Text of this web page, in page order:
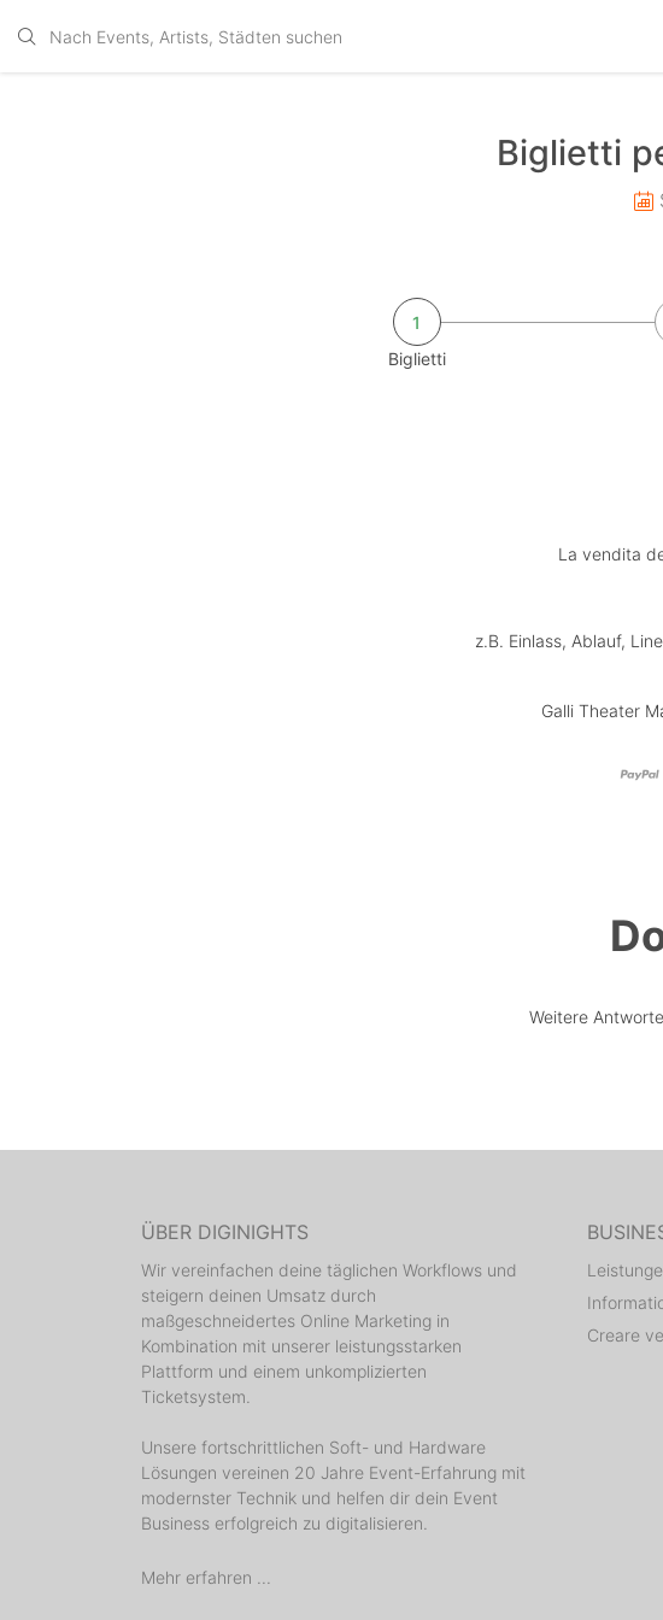
Biglietti
1
Biglietti
La vendita
z.B. Einlass, Ablauf,
Galli Theater
Weitere
ÜBER DIGINIGHTS
Wir vereinfachen deine täglichen Workflows und
steigern deinen Umsatz durch
maßgeschneidertes Online Marketing in
Kombination mit unserer leistungsstarken
Plattform und einem unkomplizierten
Ticketsystem.
Unsere fortschrittlichen Soft- und Hardware
Lösungen vereinen 20 Jahre Event-Erfahrung mit
modernster Technik und helfen dir dein Event
Business erfolgreich zu digitalisieren.
Mehr erfahren ...
Creare